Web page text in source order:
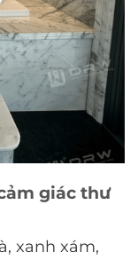
giác thư
xanh xám,